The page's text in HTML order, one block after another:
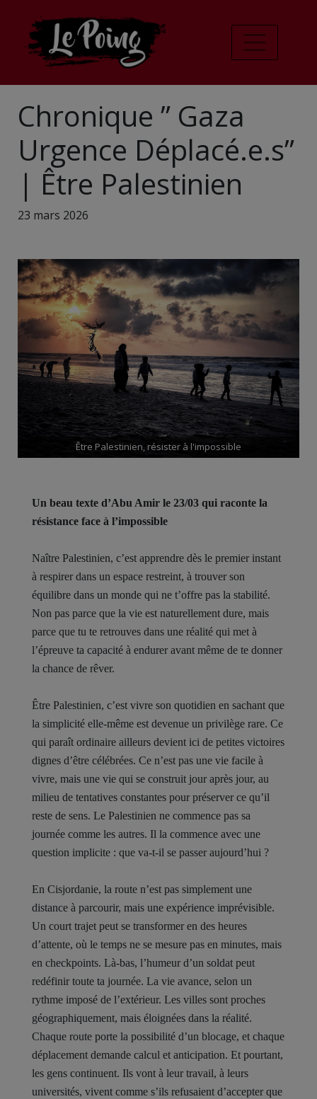
Chronique ” Gaza
Urgence Déplacé.e.s”
| Être Palestinien
23 mars 2026
Être Palestinien, résister à l'impossible
Un beau texte d’Abu Amir le 23/03 qui raconte la
résistance face à l’impossible
Naître Palestinien, c’est apprendre dès le premier instant
à respirer dans un espace restreint, à trouver son
équilibre dans un monde qui ne t’offre pas la stabilité.
Non pas parce que la vie est naturellement dure, mais
parce que tu te retrouves dans une réalité qui met à
l’épreuve ta capacité à endurer avant même de te donner
la chance de rêver.
Être Palestinien, c’est vivre son quotidien en sachant que
la simplicité elle-même est devenue un privilège rare. Ce
qui paraît ordinaire ailleurs devient ici de petites victoires
dignes d’être célébrées. Ce n’est pas une vie facile à
vivre, mais une vie qui se construit jour après jour, au
milieu de tentatives constantes pour préserver ce qu’il
reste de sens. Le Palestinien ne commence pas sa
journée comme les autres. Il la commence avec une
question implicite : que va-t-il se passer aujourd’hui ?
En Cisjordanie, la route n’est pas simplement une
distance à parcourir, mais une expérience imprévisible.
Un court trajet peut se transformer en des heures
d’attente, où le temps ne se mesure pas en minutes, mais
en checkpoints. Là-bas, l’humeur d’un soldat peut
redéfinir toute ta journée. La vie avance, selon un
rythme imposé de l’extérieur. Les villes sont proches
géographiquement, mais éloignées dans la réalité.
Chaque route porte la possibilité d’un blocage, et chaque
déplacement demande calcul et anticipation. Et pourtant,
les gens continuent. Ils vont à leur travail, à leurs
universités, vivent comme s’ils refusaient d’accepter que